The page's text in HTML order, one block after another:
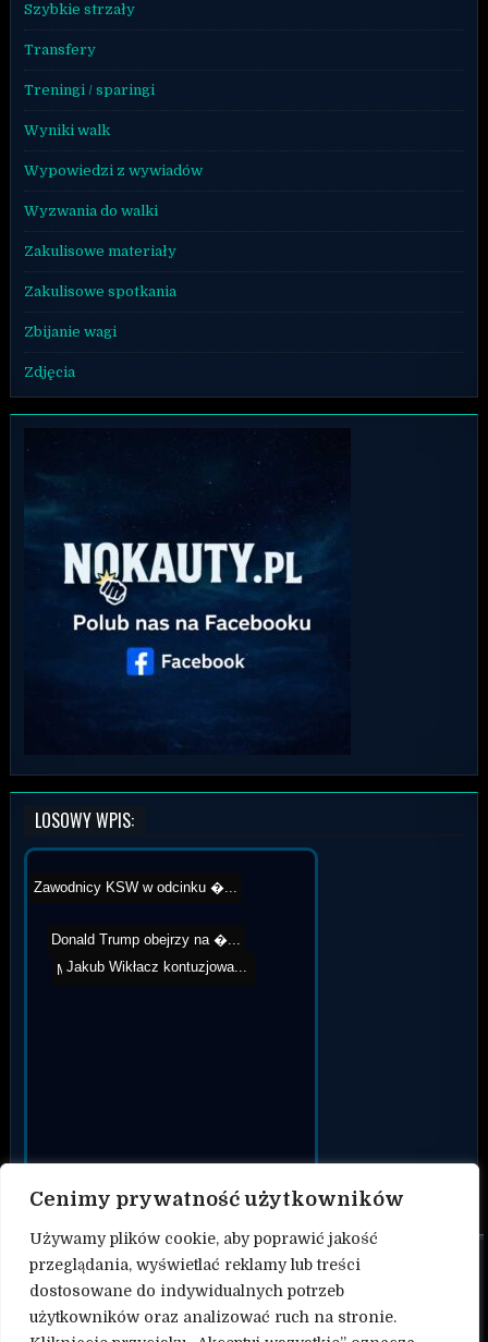
Cenimy prywatność użytkowników
Używamy plików cookie, aby poprawić jakość
przeglądania, wyświetlać reklamy lub treści
dostosowane do indywidualnych potrzeb
użytkowników oraz analizować ruch na stronie.
Szybkie strzały
Transfery
Treningi / sparingi
Wyniki walk
Wypowiedzi z wywiadów
Wyzwania do walki
Zakulisowe materiały
Zakulisowe spotkania
Zbijanie wagi
Zdjęcia
LOSOWY WPIS:
Zawodnicy KSW w odcinku �...
Donald Trump obejrzy na �...
Mateusz Gamrot vs Esteban...
Jakub Wikłacz kontuzjowa...
O nas
Kontakt